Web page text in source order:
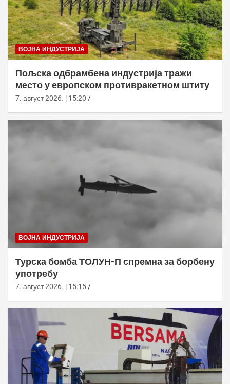
ВОЈНА ИНДУСТРИЈА
Пољска одбрамбена индустрија тражи
место у европском противракетном штиту
7. август 2026. | 15:20
ВОЈНА ИНДУСТРИЈА
Турска бомба ТОЛУН-П спремна за борбену
употребу
7. август 2026. | 15:15